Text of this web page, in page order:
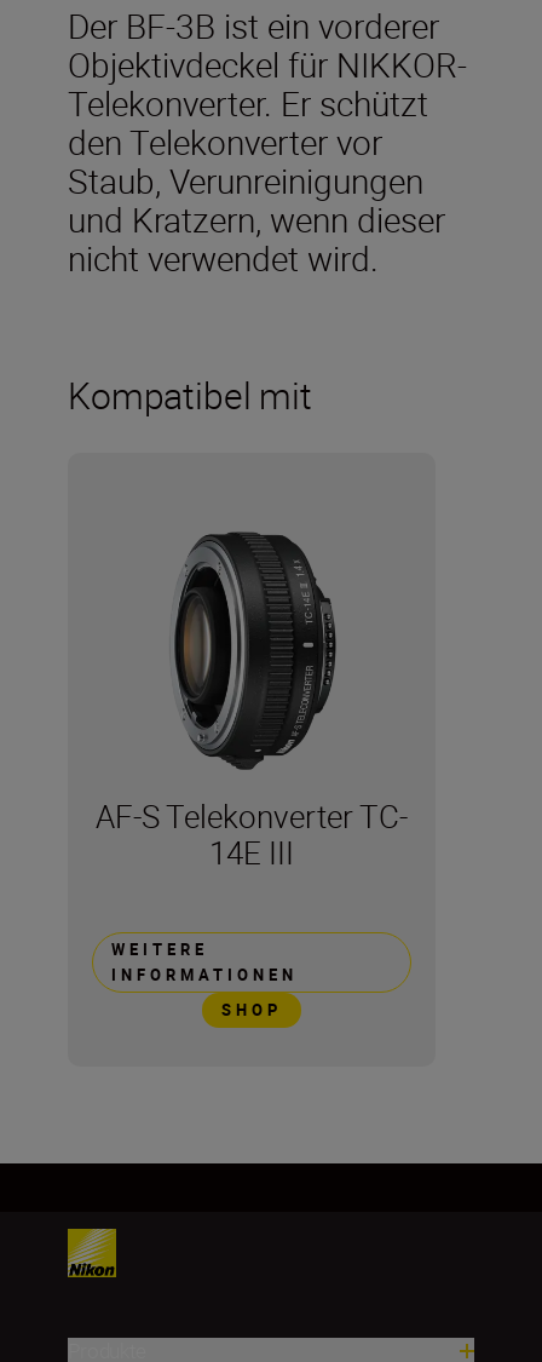
Der BF-3B ist ein vorderer
Objektivdeckel für NIKKOR-
Telekonverter. Er schützt
den Telekonverter vor
Staub, Verunreinigungen
und Kratzern, wenn dieser
nicht verwendet wird.
Kompatibel mit
AF-S Telekonverter TC-
14E III
WEITERE
INFORMATIONEN
SHOP